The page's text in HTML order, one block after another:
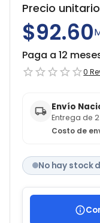
Precio unitario
$92.60
Paga a 12
0
Envío
Entrega de
Costo de
No hay stock